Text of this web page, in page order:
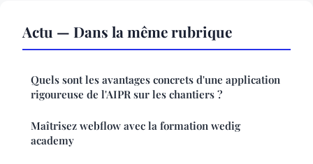
Actu — Dans la même rubrique
Quels sont les avantages concrets d'une application
rigoureuse de l'AIPR sur les chantiers ?
Maîtrisez webflow avec la formation wedig
academy